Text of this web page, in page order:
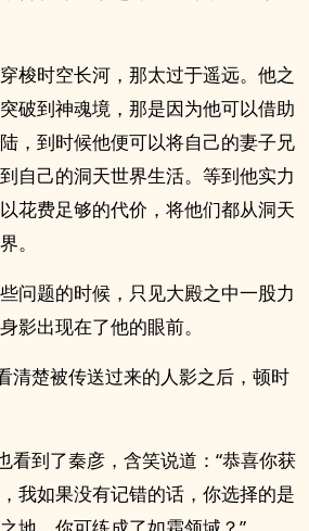
梭时空长河，那太过于遥远。他之
破到神魂境，那是因为他可以借助
，到时候他便可以将自己的妻子兄
自己的洞天世界生活。等到他实力
花费足够的代价，将他们都从洞天
。
问题的时候，只见大殿之中一股力
影出现在了他的眼前。
清楚被传送过来的人影之后，顿时
看到了秦彦，含笑说道：“恭喜你获
我如果没有记错的话，你选择的是